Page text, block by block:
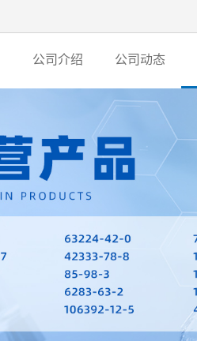
公司介绍 公司动态